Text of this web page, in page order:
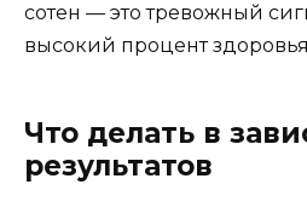
сотен — это тревожный
высокий процент
Что делать в
результатов